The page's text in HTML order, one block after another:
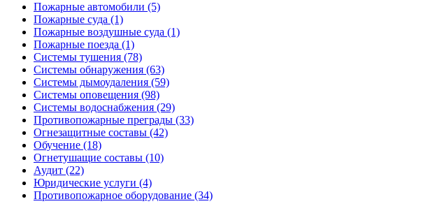
Пожарные автомобили (5)
Пожарные суда (1)
Пожарные воздушные суда (1)
Пожарные поезда (1)
Системы тушения (78)
Системы обнаружения (63)
Системы дымоудаления (59)
Системы оповещения (98)
Системы водоснабжения (29)
Противопожарные преграды (33)
Огнезащитные составы (42)
Обучение (18)
Огнетушащие составы (10)
Аудит (22)
Юридические услуги (4)
Противопожарное оборудование (34)